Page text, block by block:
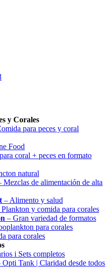
y Corales
para peces y coral
Food
coral + peces en formato
natural
Mezclas de alimentación de alta
– Alimento y salud
Plankton y comida para corales
– Gran variedad de formatos
para corales
para corales
i Sets completos
Opti Tank | Claridad desde todos